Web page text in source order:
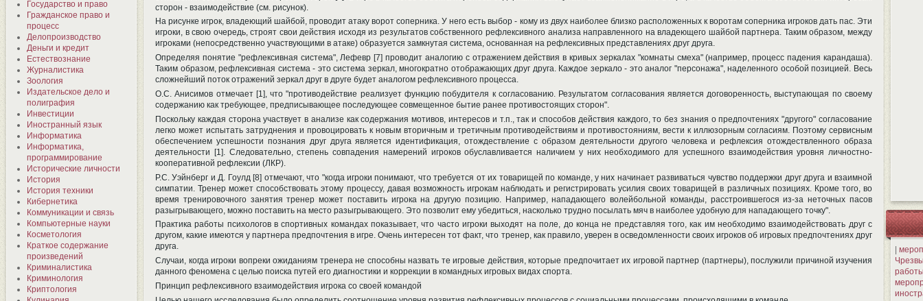
Государство и право
Гражданское право и
процесс
Делопроизводство
Деньги и кредит
Естествознание
Журналистика
Зоология
Издательское дело и
полиграфия
Инвестиции
Иностранный язык
Информатика
Информатика,
программирование
Исторические личности
История
История техники
Кибернетика
Коммуникации и связь
Компьютерные науки
Косметология
Краткое содержание
произведений
Криминалистика
Криминология
Криптология
сторон - взаимодействие (см. рисунок).
На рисунке игрок, владеющий шайбой, проводит атаку ворот соперника. У него есть выбор - кому из двух наиболее близко расположенных к воротам соперника игроков дать пас. Эти
игроки, в свою очередь, строят свои действия исходя из результатов собственного рефлексивного анализа направленного на владеющего шайбой партнера. Таким образом, между
игроками (непосредственно участвующими в атаке) образуется замкнутая система, основанная на рефлексивных представлениях друг друга.
Определяя понятие "рефлексивная система", Лефевр [7] проводит аналогию с отражением действия в кривых зеркалах "комнаты смеха" (например, процесс падения карандаша).
Таким образом, рефлексивная система - это система зеркал, многократно отображающих друг друга. Каждое зеркало - это аналог "персонажа", наделенного особой позицией. Весь
сложнейший поток отражений зеркал друг в друге будет аналогом рефлексивного процесса.
О.С. Анисимов отмечает [1], что "противодействие реализует функцию побудителя к согласованию. Результатом согласования является договоренность, выступающая по своему
содержанию как требующее, предписывающее последующее совмещенное бытие ранее противостоящих сторон".
Поскольку каждая сторона участвует в анализе как содержания мотивов, интересов и т.п., так и способов действия каждого, то без знания о предпочтениях "другого" согласование
легко может испытать затруднения и провоцировать к новым вторичным и третичным противодействиям и противостояниям, вести к иллюзорным согласиям. Поэтому сервисным
обеспечением успешности познания друг друга является идентификация, отождествление с образом деятельности другого человека и рефлексия отождествленного образа
деятельности [1]. Следовательно, степень совпадения намерений игроков обуславливается наличием у них необходимого для успешного взаимодействия уровня личностно-
кооперативной рефлексии (ЛКР).
Р.C. Уэйнберг и Д. Гоулд [8] отмечают, что "когда игроки понимают, что требуется от их товарищей по команде, у них начинает развиваться чувство поддержки друг друга и взаимной
симпатии. Тренер может способствовать этому процессу, давая возможность игрокам наблюдать и регистрировать усилия своих товарищей в различных позициях. Кроме того, во
время тренировочного занятия тренер может поставить игрока на другую позицию. Например, нападающего волейбольной команды, расстроившегося из-за неточных пасов
разыгрывающего, можно поставить на место разыгрывающего. Это позволит ему убедиться, насколько трудно посылать мяч в наиболее удобную для нападающего точку".
Практика работы психологов в спортивных командах показывает, что часто игроки выходят на поле, до конца не представляя того, как им необходимо взаимодействовать друг с
другом, какие имеются у партнера предпочтения в игре. Очень интересен тот факт, что тренер, как правило, уверен в осведомленности своих игроков об игровых предпочтениях друг
друга.
Случаи, когда игроки вопреки ожиданиям тренера не способны назвать те игровые действия, которые предпочитает их игровой партнер (партнеры), послужили причиной изучения
данного феномена с целью поиска путей его диагностики и коррекции в командных игровых видах спорта.
Принцип рефлексивного взаимодействия игрока со своей командой